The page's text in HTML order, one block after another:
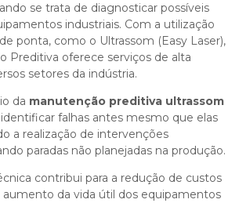
se trata de diagnosticar possíveis
industriais. Com a utilização
ponta, como o Ultrassom (Easy Laser),
Preditiva oferece serviços de alta
setores da indústria.
da manutenção preditiva ultrassom
falhas antes mesmo que elas
a realização de intervenções
paradas não planejadas na produção.
contribui para a redução de custos
da vida útil dos equipamentos